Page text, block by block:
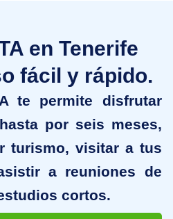
en Tenerife
fácil y rápido.
te permite disfrutar
por seis meses,
turismo, visitar a tus
a reuniones de
cortos.